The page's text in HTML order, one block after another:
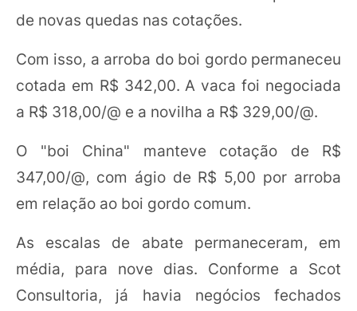
de novas quedas nas cotações.
Com isso, a arroba do boi gordo permaneceu
cotada em R$ 342,00. A vaca foi negociada
a R$ 318,00/@ e a novilha a R$ 329,00/@.
O "boi China" manteve cotação de R$
347,00/@, com ágio de R$ 5,00 por arroba
em relação ao boi gordo comum.
As escalas de abate permaneceram, em
média, para nove dias. Conforme a Scot
Consultoria, já havia negócios fechados